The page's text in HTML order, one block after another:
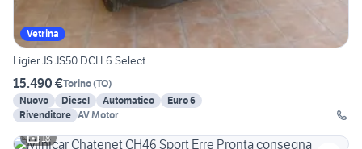
Vetrina
Ligier JS JS50 DCI L6 Select
15.490 €Torino(TO)
Nuovo
Diesel Automatico
Euro 6
Rivenditore AV Motor
18